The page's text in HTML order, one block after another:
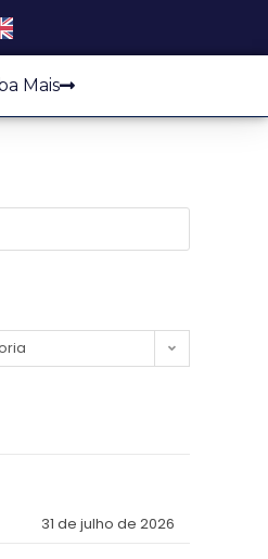
Mais
31 de julho de 2026